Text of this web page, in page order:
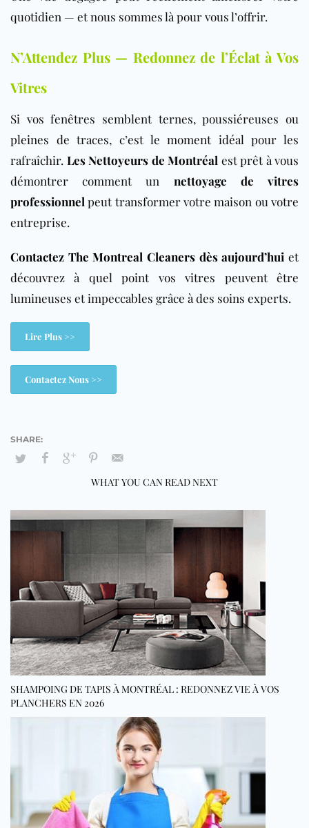
quotidien — et nous sommes là pour vous l’offrir.
N’Attendez Plus — Redonnez de l’Éclat à Vos
Vitres
Si vos fenêtres semblent ternes, poussiéreuses ou
pleines de traces, c’est le moment idéal pour les
rafraîchir. Les Nettoyeurs de Montréal est prêt à vous
démontrer comment un nettoyage de vitres
professionnel peut transformer votre maison ou votre
entreprise.
Contactez The Montreal Cleaners dès aujourd’hui et
découvrez à quel point vos vitres peuvent être
lumineuses et impeccables grâce à des soins experts.
Lire Plus >>
Contactez Nous >>
WHAT YOU CAN READ NEXT
SHAMPOING DE TAPIS À MONTRÉAL : REDONNEZ VIE À VOS
PLANCHERS EN 2026